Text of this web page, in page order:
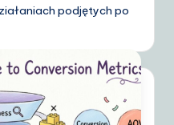
podjętych po